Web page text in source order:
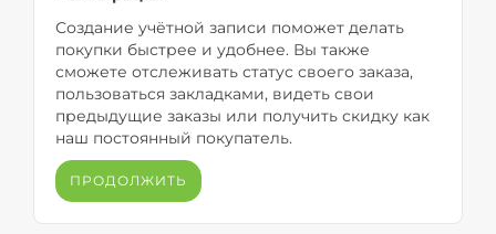
Создание учётной записи поможет делать
покупки быстрее и удобнее. Вы также
сможете отслеживать статус своего заказа,
пользоваться закладками, видеть свои
предыдущие заказы или получить скидку как
наш постоянный покупатель.
ПРОДОЛЖИТЬ